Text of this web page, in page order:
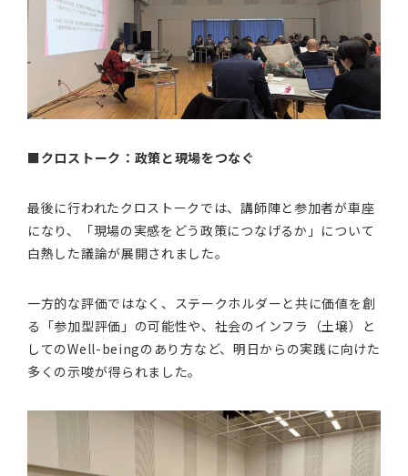
■クロストーク：政策と現場をつなぐ
最後に行われたクロストークでは、講師陣と参加者が車座
になり、「現場の実感をどう政策につなげるか」について
白熱した議論が展開されました。
一方的な評価ではなく、ステークホルダーと共に価値を創
る「参加型評価」の可能性や、社会のインフラ（土壌）と
してのWell-beingのあり方など、明日からの実践に向けた
多くの示唆が得られました。